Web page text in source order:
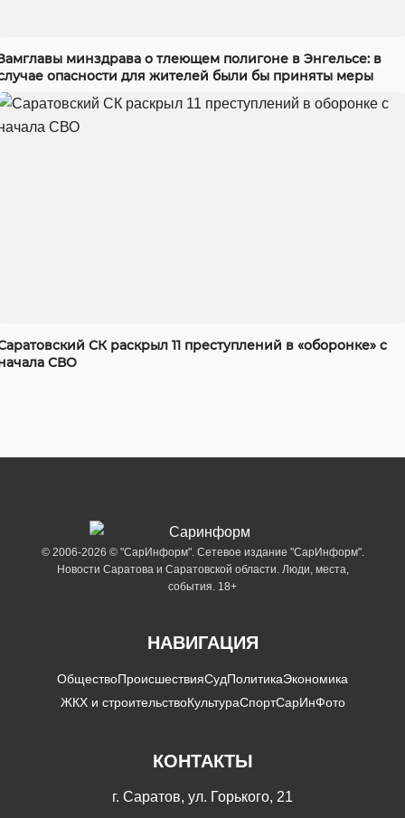
минздрава о тлеющем полигоне в Энгельсе: в
опасности для жителей были бы приняты меры
СК раскрыл 11 преступлений в «оборонке» с
СВО
© 2006-2026 © "СарИнформ". Сетевое издание "СарИнформ".
Новости Саратова и Саратовской области. Люди, места,
события. 18+
НАВИГАЦИЯ
ОбществоПроисшествияСудПолитикаЭкономика
ЖКХ и строительствоКультураСпортСарИнФото
КОНТАКТЫ
г. Саратов, ул. Горького, 21